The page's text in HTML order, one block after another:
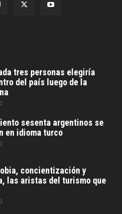
tres personas elegiría
del país luego de la
sesenta argentinos se
en idioma turco
concientización y
las aristas del turismo que